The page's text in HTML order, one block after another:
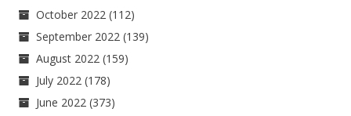
October 2022 (112)
September 2022 (139)
August 2022 (159)
July 2022 (178)
June 2022 (373)